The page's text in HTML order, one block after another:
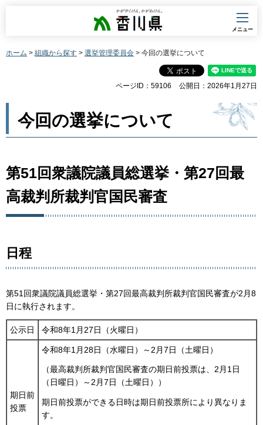
香川県
メニュー
ホーム > 組織から探す > 選挙管理委員会 > 今回の選挙について
ページID：59106 公開日：2026年1月27日
今回の選挙について
第51回衆議院議員総選挙・第27回最
高裁判所裁判官国民審査
日程
第51回衆議院議員総選挙・第27回最高裁判所裁判官国民審査が2月8
日に執行されます。
公示日 令和8年1月27日（火曜日）
期日前
投票
令和8年1月28日（水曜日）～2月7日（土曜日）
（最高裁判所裁判官国民審査の期日前投票は、2月1日
（日曜日）～2月7日（土曜日））
期日前投票ができる日時は期日前投票所により異なりま
す。